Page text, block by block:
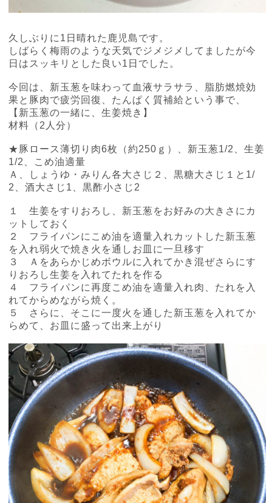
久しぶりに 1 日晴れた鹿児島です。
しばらく梅雨のような天気でジメジメしてましたが今
日はスッキリとした良い1 日でした。
今回は、新玉葱を味わって血液サラサラ、脂肪燃焼効
果と豚肉で疲労回復、たんぱく質補給という事で、
【新玉葱の一緒に、生姜焼き】
材料（ 2 人分）
★豚ロース薄切り肉6枚（約250 ｇ）、新玉葱1/2
、生姜
1/2
、こめ油適量
Ａ、しょうゆ・みりん各大さじ２、黒糖大さじ１と 1/
2
、酒大さじ 1 、黒酢小さじ 2
１ 生姜をすりおろし、新玉葱をお好みの大きさにカ
ットしておく
２ フライパンにこめ油を適量入れカットした新玉葱
を入れ弱火で焼き火を通しお皿に一旦移す
３ Ａをあらかじめボウルに入れてかき混ぜさらにす
りおろし生姜を入れてたれを作る
４ フライパンに再度こめ油を適量入れ肉、たれを入
れてからめながら焼く。
５ さらに、そこに一度火を通した新玉葱を入れてか
らめて、お皿に盛って出来上がり